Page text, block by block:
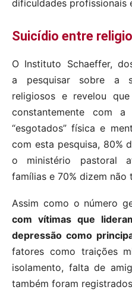
dificuldades profissionais
Suicídio entre
O Instituto Schaeffer,
a pesquisar sobre a
religiosos e revelou
constantemente com
“esgotados” física e
com esta pesquisa, 80%
o ministério pastoral
famílias e 70% dizem
Assim como o número
com vítimas que
depressão como
fatores como traições
isolamento, falta de
também foram